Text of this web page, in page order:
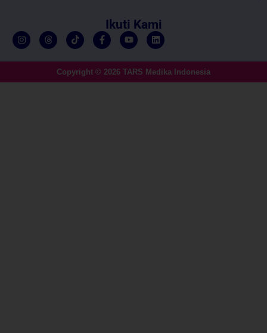
Ikuti Kami
Copyright © 2026 TARS Medika Indonesia